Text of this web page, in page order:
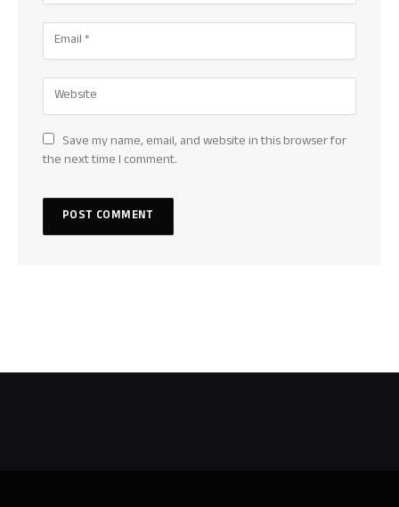
Save my name, email, and website in this browser for
the next time I comment.